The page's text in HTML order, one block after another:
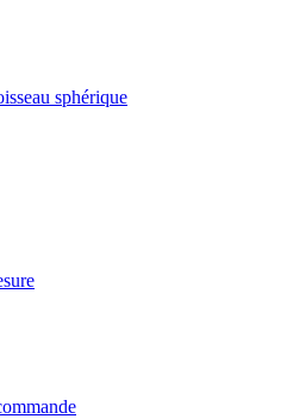
sphérique